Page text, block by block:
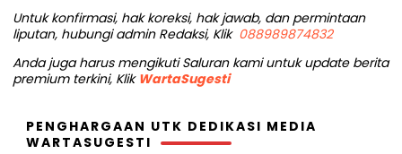
Untuk konfirmasi, hak koreksi, hak jawab, dan permintaan
liputan, hubungi admin Redaksi, Klik 088989874832
Anda juga harus mengikuti Saluran kami untuk update berita
premium terkini, Klik WartaSugesti
PENGHARGAAN UTK DEDIKASI MEDIA
WARTASUGESTI